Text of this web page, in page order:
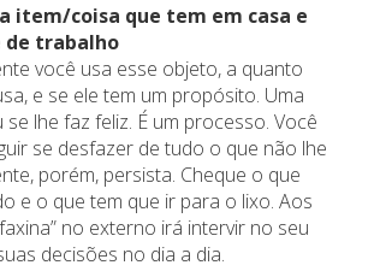
item/coisa que tem em casa e
de trabalho
você usa esse objeto, a quanto
e se ele tem um propósito. Uma
lhe faz feliz. É um processo. Você
se desfazer de tudo o que não lhe
porém, persista. Cheque o que
e o que tem que ir para o lixo. Aos
no externo irá intervir no seu
decisões no dia a dia.